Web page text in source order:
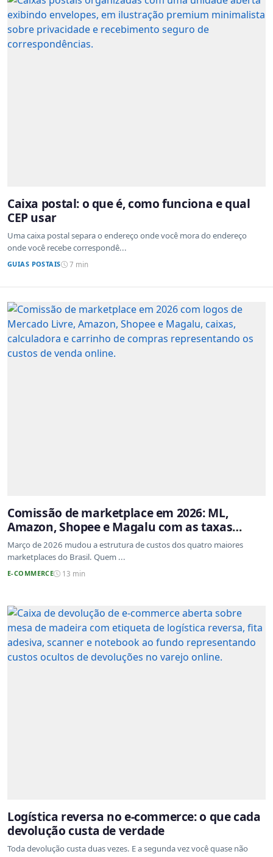
Caixa postal: o que é, como funciona e qual
CEP usar
Uma caixa postal separa o endereço onde você mora do endereço
onde você recebe correspondê...
GUIAS POSTAIS 7 min
Comissão de marketplace em 2026: ML,
Amazon, Shopee e Magalu com as taxas
atualizadas
Março de 2026 mudou a estrutura de custos dos quatro maiores
marketplaces do Brasil. Quem ...
E-COMMERCE 13 min
Logística reversa no e-commerce: o que cada
devolução custa de verdade
Toda devolução custa duas vezes. E a segunda vez você quase não